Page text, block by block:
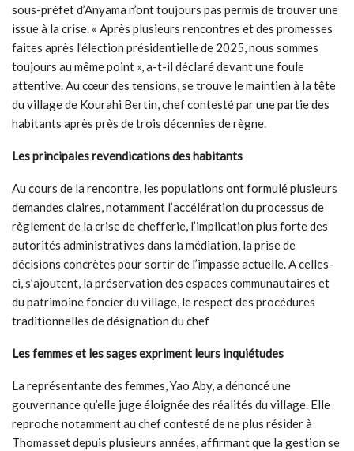
sous-préfet d’Anyama n’ont toujours pas permis de trouver une
issue à la crise. « Après plusieurs rencontres et des promesses
faites après l’élection présidentielle de 2025, nous sommes
toujours au même point », a-t-il déclaré devant une foule
attentive. Au cœur des tensions, se trouve le maintien à la tête
du village de Kourahi Bertin, chef contesté par une partie des
habitants après près de trois décennies de règne.
Les principales revendications des habitants
Au cours de la rencontre, les populations ont formulé plusieurs
demandes claires, notamment l’accélération du processus de
règlement de la crise de chefferie, l’implication plus forte des
autorités administratives dans la médiation, la prise de
décisions concrètes pour sortir de l’impasse actuelle. A celles-
ci, s’ajoutent, la préservation des espaces communautaires et
du patrimoine foncier du village, le respect des procédures
traditionnelles de désignation du chef
Les femmes et les sages expriment leurs inquiétudes
La représentante des femmes, Yao Aby, a dénoncé une
gouvernance qu’elle juge éloignée des réalités du village. Elle
reproche notamment au chef contesté de ne plus résider à
Thomasset depuis plusieurs années, affirmant que la gestion se